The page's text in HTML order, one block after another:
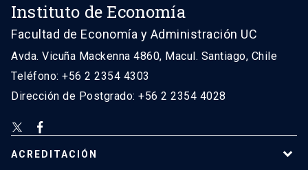
Instituto de Economía
Facultad de Economía y Administración UC
Avda. Vicuña Mackenna 4860, Macul. Santiago, Chile
Teléfono: +56 2 2354 4303
Dirección de Postgrado: +56 2 2354 4028
ACREDITACIÓN